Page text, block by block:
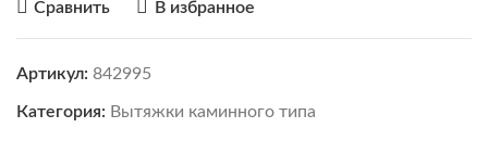
Сравнить В избранное
Артикул: 842995
Категория: Вытяжки каминного типа